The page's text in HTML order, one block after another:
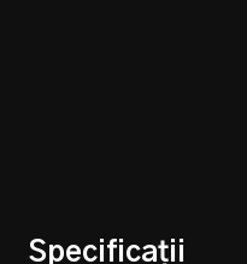
Specificații